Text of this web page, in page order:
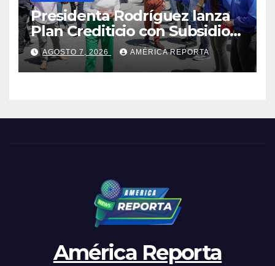
Presidenta Rodríguez lanza
Plan Crediticio con Subsidio
Directo en encuentro con
Juntas de Condominio
AGOSTO 7, 2026 AMÉRICA REPORTA
América Reporta